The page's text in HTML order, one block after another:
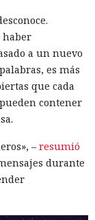
haber
a un nuevo
es más
que cada
contener
–resumió
durante